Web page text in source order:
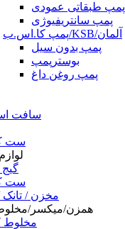
پمپ طبقاتی عمودی
پمپ سانتریفیوژی
پمپ کا.اس.ب/KSB/آلمان
پمپ بدون سیل
بوسترپمپ
پمپ روغن داغ
سافت
ست
گیج
ست
مخزن / تانک
همزن/میکسر/
مخلوط